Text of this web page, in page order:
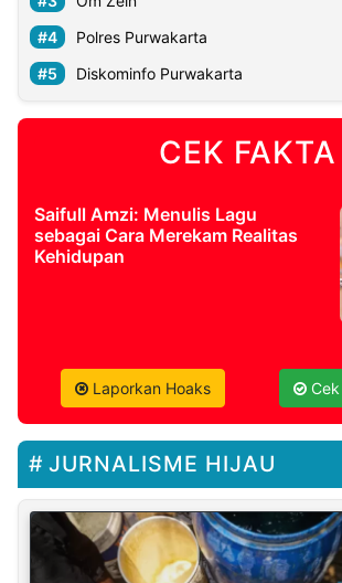
Polres Purwakarta
Diskominfo Purwakarta
CEK FAKTA
Saifull Amzi: Menulis Lagu
sebagai Cara Merekam Realitas
Kehidupan
Laporkan Hoaks Cek
JURNALISME HIJAU